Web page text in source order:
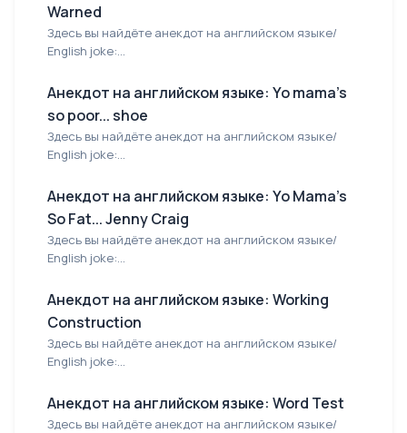
Warned
Здесь вы найдёте анекдот на английском языке/
English joke:...
Анекдот на английском языке: Yo mama's
so poor... shoe
Здесь вы найдёте анекдот на английском языке/
English joke:...
Анекдот на английском языке: Yo Mama's
So Fat... Jenny Craig
Здесь вы найдёте анекдот на английском языке/
English joke:...
Анекдот на английском языке: Working
Construction
Здесь вы найдёте анекдот на английском языке/
English joke:...
Анекдот на английском языке: Word Test
Здесь вы найдёте анекдот на английском языке/